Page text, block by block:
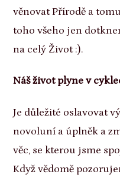
věnovat Přírodě a
toho všeho jen
na celý Život :).
Náš život plyne v
Je důležité oslavovat
novoluní a úplněk a
věc, se kterou jsme
Když vědomě